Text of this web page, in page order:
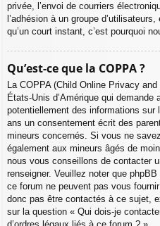
privée, l’envoi de courriers
l’adhésion à un groupe
qu’un court instant, c’est pourquoi
Qu’est-ce que la COPPA ?
La COPPA (Child Online Privacy
États-Unis d’Amérique qui
potentiellement des informations
ans un consentement écrit des
mineurs concernés. Si vous ne
également aux mineurs âgés de
nous vous conseillons de contacter
renseigner. Veuillez noter que
ce forum ne peuvent pas vous
donc pas être contactés à ce sujet,
sur la question « Qui dois-je